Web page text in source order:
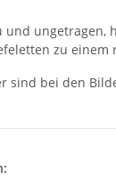
ungetragen,
zu einem
sind bei den